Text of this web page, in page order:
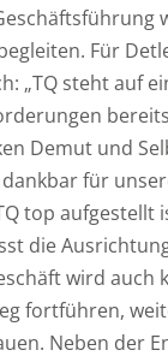
Für
„TQ steht auf
Demut und
für
top
die
wird auch
fortführen,
Neben der